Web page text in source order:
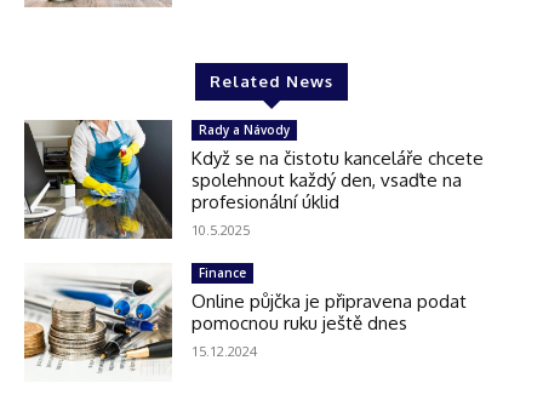
Related News
Rady a Návody
Když se na čistotu kanceláře chcete
spolehnout každý den, vsaďte na
profesionální úklid
10.5.2025
Finance
Online půjčka je připravena podat
pomocnou ruku ještě dnes
15.12.2024